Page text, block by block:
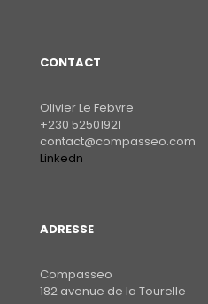
CONTACT
Olivier Le Febvre
+230 52501921
contact@compasseo.com
Linkedn
ADRESSE
Compasseo
182 avenue de la Tourelle